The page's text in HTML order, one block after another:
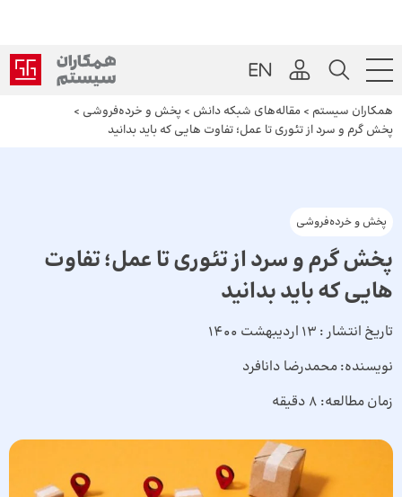
همکاران سیستم > مقاله‌های شبکه دانش > پخش و خرده‌فروشی >
پخش گرم و سرد از تئوری تا عمل؛ تفاوت هایی که باید بدانید
پخش و خرده‌فروشی
پخش گرم و سرد از تئوری تا عمل؛ تفاوت
هایی که باید بدانید
تاریخ انتشار : 13 اردیبهشت 1400
نویسنده:محمدرضا دانافرد
زمان مطالعه: 8 دقیقه